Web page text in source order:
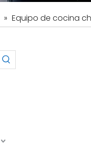
» Equipo de cocina